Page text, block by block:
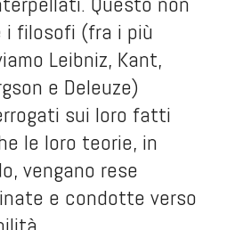
i filosofi (fra i più
Leibniz, Kant,
e Deleuze)
sui loro fatti
le loro teorie, in
vengano rese
e condotte verso